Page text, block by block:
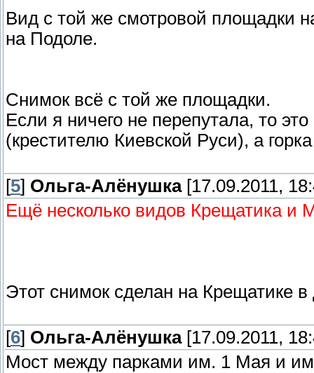
Вид с той же смотровой площадки
на Подоле.
Снимок всё с той же площадки.
Если я ничего не перепутала, то
(крестителю Киевской Руси), а
[5] Ольга-Алёнушка[17.09.2011,
Ещё несколько видов Крещатика и
Этот снимок сделан на Крещатике
[6] Ольга-Алёнушка[17.09.2011,
Мост между парками им. 1 Мая и